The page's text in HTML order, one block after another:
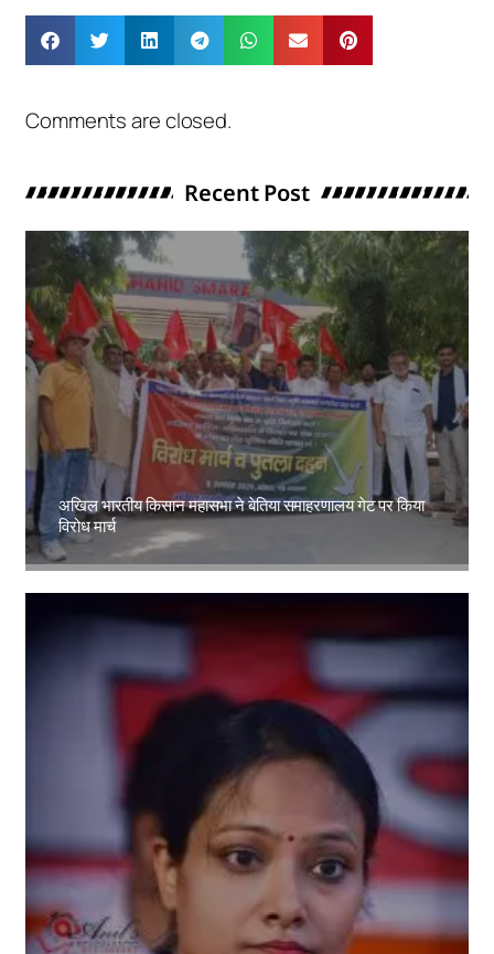
Comments are closed.
Recent Post
अखिल भारतीय किसान महासभा ने बेतिया समाहरणालय गेट पर किया
विरोध मार्च
Amit Lekh